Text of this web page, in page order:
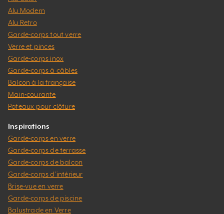
Alu Modern
Alu Retro
Garde-corps tout verre
Verre et pinces
Garde-corps inox
Garde-corps à câbles
Balcon à la française
Main-courante
Poteaux pour clôture
Inspirations
Garde-corps en verre
Garde-corps de terrasse
Garde-corps de balcon
Garde-corps d’intérieur
Brise-vue en verre
Garde-corps de piscine
Balustrade en Verre